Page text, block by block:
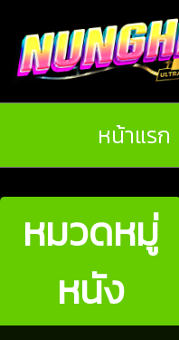
หน้าแรก
หมวดหมู่
หนัง